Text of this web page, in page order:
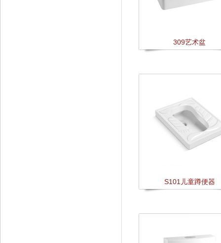
309艺术盆
S101儿童蹲便器